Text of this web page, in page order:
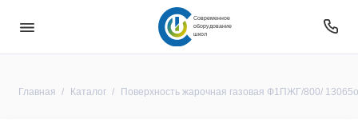
Современное
оборудование
школ
Главная Каталог Поверхность жарочная газовая Ф1ПЖГ/800/